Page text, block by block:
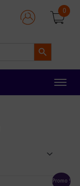
Search Button
0
Toggle
Promo !